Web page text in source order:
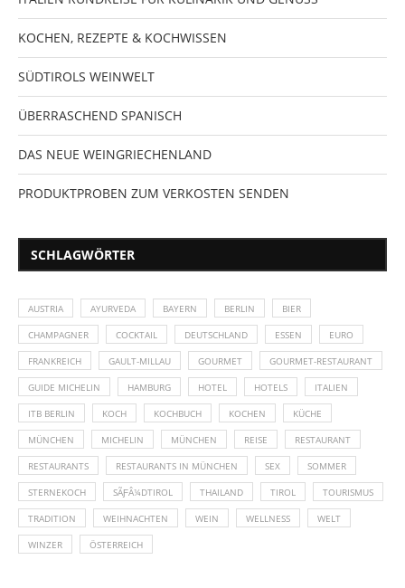
KOCHEN, REZEPTE & KOCHWISSEN
SÜDTIROLS WEINWELT
ÜBERRASCHEND SPANISCH
DAS NEUE WEINGRIECHENLAND
PRODUKTPROBEN ZUM VERKOSTEN SENDEN
SCHLAGWÖRTER
AUSTRIA AYURVEDA BAYERN BERLIN BIER
CHAMPAGNER COCKTAIL DEUTSCHLAND ESSEN EURO
FRANKREICH GAULT-MILLAU GOURMET GOURMET-RESTAURANT
GUIDE MICHELIN HAMBURG HOTEL HOTELS ITALIEN
ITB BERLIN KOCH KOCHBUCH KOCHEN KÜCHE
MÜNCHEN MICHELIN MÜNCHEN REISE RESTAURANT
RESTAURANTS RESTAURANTS IN MÜNCHEN SEX SOMMER
STERNEKOCH SÃƑÂ¼DTIROL THAILAND TIROL TOURISMUS
TRADITION WEIHNACHTEN WEIN WELLNESS WELT
WINZER ÖSTERREICH